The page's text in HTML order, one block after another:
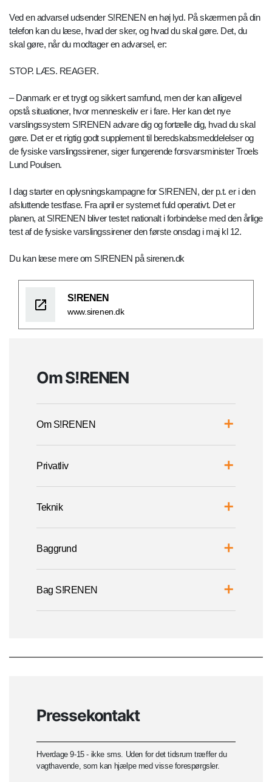
Ved en advarsel udsender S!RENEN en høj lyd. På skærmen på din
telefon kan du læse, hvad der sker, og hvad du skal gøre. Det, du
skal gøre, når du modtager en advarsel, er:
STOP. LÆS. REAGER.
– Danmark er et trygt og sikkert samfund, men der kan alligevel
opstå situationer, hvor menneskeliv er i fare. Her kan det nye
varslingssystem S!RENEN advare dig og fortælle dig, hvad du skal
gøre. Det er et rigtig godt supplement til beredskabsmeddelelser og
de fysiske varslingssirener, siger fungerende forsvarsminister Troels
Lund Poulsen.
I dag starter en oplysningskampagne for S!RENEN, der p.t. er i den
afsluttende testfase. Fra april er systemet fuld operativt. Det er
planen, at S!RENEN bliver testet nationalt i forbindelse med den årlige
test af de fysiske varslingssirener den første onsdag i maj kl 12.
Du kan læse mere om S!RENEN på sirenen.dk
S!RENEN
www.sirenen.dk
Om S!RENEN
Om S!RENEN
Privatliv
Teknik
Baggrund
Bag S!RENEN
Pressekontakt
Hverdage 9-15 - ikke sms. Uden for det tidsrum træffer du
vagthavende, som kan hjælpe med visse forespørgsler.